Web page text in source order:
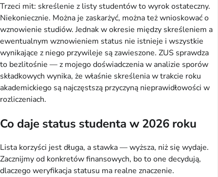
Trzeci mit: skreślenie z listy studentów to wyrok ostateczny.
Niekoniecznie. Można je zaskarżyć, można też wnioskować o
wznowienie studiów. Jednak w okresie między skreśleniem a
ewentualnym wznowieniem status nie istnieje i wszystkie
wynikające z niego przywileje są zawieszone. ZUS sprawdza
to bezlitośnie — z mojego doświadczenia w analizie sporów
składkowych wynika, że właśnie skreślenia w trakcie roku
akademickiego są najczęstszą przyczyną nieprawidłowości w
rozliczeniach.
Co daje status studenta w 2026 roku
Lista korzyści jest długa, a stawka — wyższa, niż się wydaje.
Zacznijmy od konkretów finansowych, bo to one decydują,
dlaczego weryfikacja statusu ma realne znaczenie.